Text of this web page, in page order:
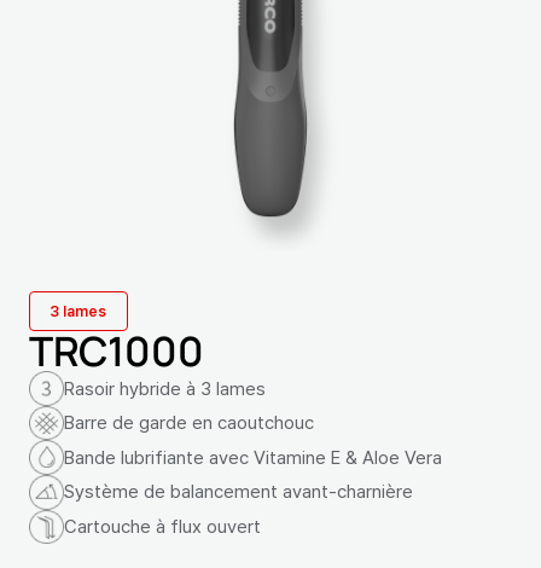
3 lames
TRC1000
Rasoir hybride à 3 lames
Barre de garde en caoutchouc
Bande lubrifiante avec Vitamine E & Aloe Vera
Système de balancement avant-charnière
Cartouche à flux ouvert